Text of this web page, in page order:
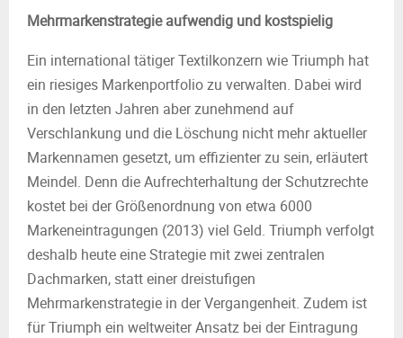
Mehrmarkenstrategie aufwendig und kostspielig
Ein international tätiger Textilkonzern wie Triumph hat
ein riesiges Markenportfolio zu verwalten. Dabei wird
in den letzten Jahren aber zunehmend auf
Verschlankung und die Löschung nicht mehr aktueller
Markennamen gesetzt, um effizienter zu sein, erläutert
Meindel. Denn die Aufrechterhaltung der Schutzrechte
kostet bei der Größenordnung von etwa 6000
Markeneintragungen (2013) viel Geld. Triumph verfolgt
deshalb heute eine Strategie mit zwei zentralen
Dachmarken, statt einer dreistufigen
Mehrmarkenstrategie in der Vergangenheit. Zudem ist
für Triumph ein weltweiter Ansatz bei der Eintragung